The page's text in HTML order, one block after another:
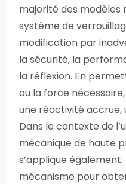
majorité des
système de
modification par
la sécurité, la
la réflexion. En
ou la force
une réactivité accrue,
Dans le contexte de
mécanique de haute
s’applique
mécanisme pour